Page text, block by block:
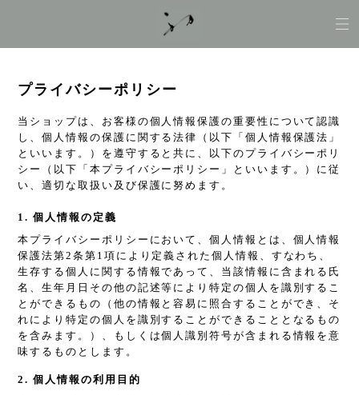
プライバシーポリシー
当ショップは、お客様の個人情報保護の重要性について認識
し、個人情報の保護に関する法律（以下「個人情報保護法」
といいます。）を遵守すると共に、以下のプライバシーポリ
シー（以下「本プライバシーポリシー」といいます。）に従
い、適切な取扱い及び保護に努めます。
1. 個人情報の定義
本プライバシーポリシーにおいて、個人情報とは、個人情報
保護法第2条第1項により定義された個人情報、すなわち、
生存する個人に関する情報であって、当該情報に含まれる氏
名、生年月日その他の記述等により特定の個人を識別するこ
とができるもの（他の情報と容易に照合することができ、そ
れにより特定の個人を識別することができることとなるもの
を含みます。）、もしくは個人識別符号が含まれる情報を意
味するものとします。
2. 個人情報の利用目的